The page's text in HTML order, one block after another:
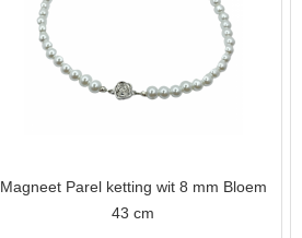
Magneet Parel ketting wit 8 mm Bloem
43 cm